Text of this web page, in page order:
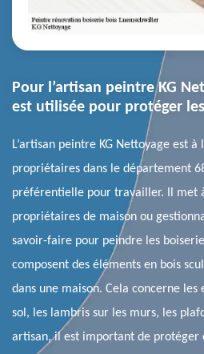
Pour l’artisan peintre KG
est utilisée pour protéger
L’artisan peintre KG Nettoyage est
propriétaires dans le département
préférentielle pour travailler. Il met
propriétaires de maison ou
savoir-faire pour peindre les
composent des éléments en bois
dans une maison. Cela concerne les
sol, les lambris sur les murs, les
artisan, il est important de protéger